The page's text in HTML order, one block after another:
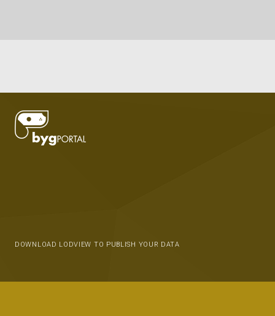
DOWNLOAD LODVIEW TO PUBLISH YOUR DATA